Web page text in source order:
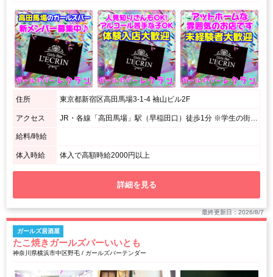
住所 東京都新宿区高田馬場3-1-4 袖山ビル2F
アクセス JR・各線「高田馬場」駅（早稲田口）徒歩1分 ※学生の街「高田馬場」駅すぐ！早稲田のメイン通り「栄通り」を入って、すぐ右手にあります。 ※駅から近いからとても便利です。
給料/時給
体入時給 体入で高額時給2000円以上
詳細を見る
最終更新日：2026/8/7
ガールズ居酒屋
たこ焼きガールズバーいいとも
神奈川県横浜市中区野毛 / ガールズバーテンダー